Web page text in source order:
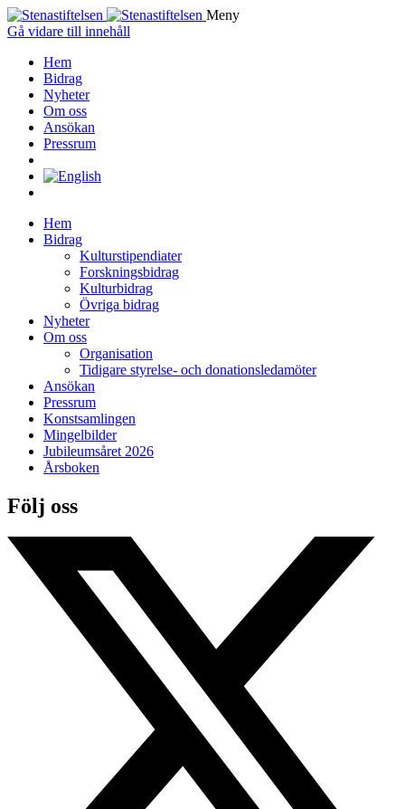
Meny
Gå vidare till innehåll
Hem
Bidrag
Nyheter
Om oss
Ansökan
Pressrum
Hem
Bidrag
Kulturstipendiater
Forskningsbidrag
Kulturbidrag
Övriga bidrag
Nyheter
Om oss
Organisation
Tidigare styrelse- och donationsledamöter
Ansökan
Pressrum
Konstsamlingen
Mingelbilder
Jubileumsåret 2026
Årsboken
Följ oss